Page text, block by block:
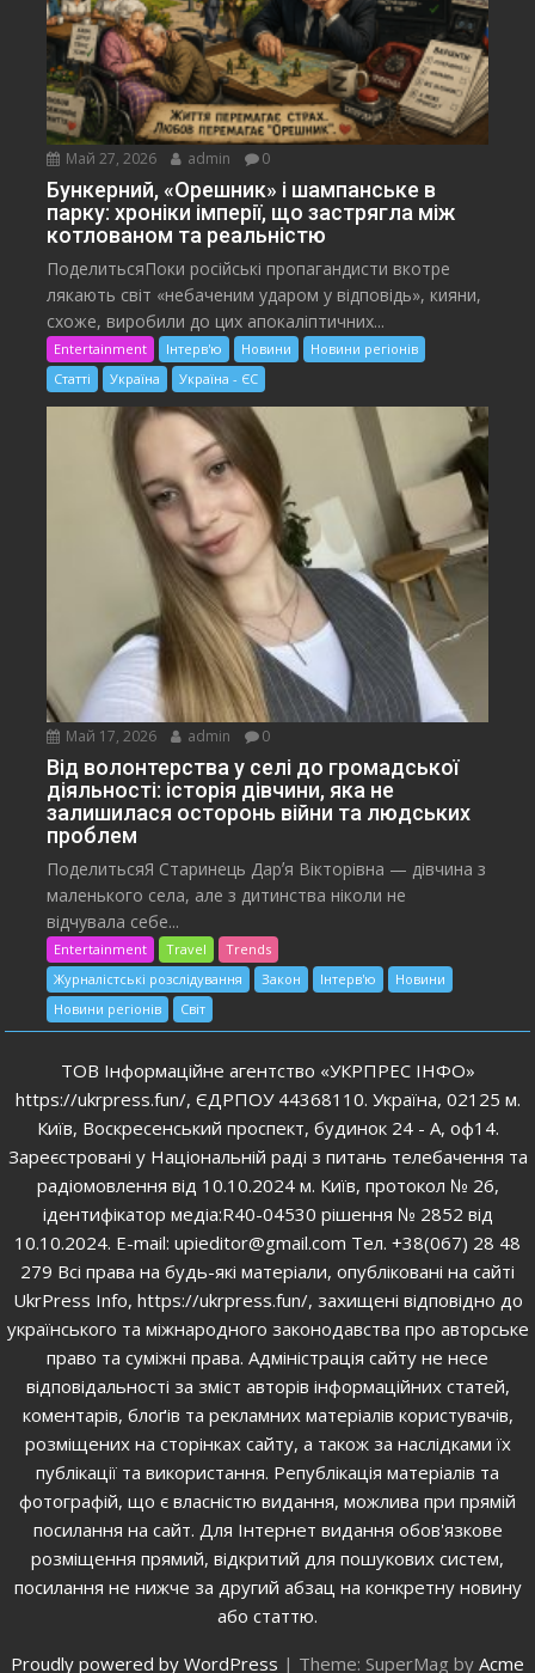
Май 27, 2026 admin 0
Бункерний, «Орешник» і шампанське в
парку: хроніки імперії, що застрягла між
котлованом та реальністю
ПоделитьсяПоки російські пропагандисти вкотре
лякають світ «небаченим ударом у відповідь», кияни,
схоже, виробили до цих апокаліптичних...
Entertainment Інтерв'ю Новини
Новини регіонів
Статті
Україна Україна - ЄС
Май 17, 2026 admin 0
Від волонтерства у селі до громадської
діяльності: історія дівчини, яка не
залишилася осторонь війни та людських
проблем
ПоделитьсяЯ Старинець Дарʼя Вікторівна — дівчина з
маленького села, але з дитинства ніколи не
відчувала себе...
Entertainment Travel
Trends
Журналістські розслідування
Закон Інтерв'ю
Новини
Новини регіонів
Світ
ТОВ Інформаційне агентство «УКРПРЕС ІНФО»
https://ukrpress.fun/, ЄДРПОУ 44368110. Україна, 02125 м.
Київ, Воскресенський проспект, будинок 24 - А, оф14.
Зареєстровані у Національній раді з питань телебачення та
радіомовлення від 10.10.2024 м. Київ, протокол № 26,
ідентифікатор медіа:R40-04530 рішення № 2852 від
10.10.2024. E-mail: upieditor@gmail.com Тел. +38(067) 28 48
279 Всі права на будь-які матеріали, опубліковані на сайті
UkrPress Info, https://ukrpress.fun/, захищені відповідно до
українського та міжнародного законодавства про авторське
право та суміжні права. Адміністрація сайту не несе
відповідальності за зміст авторів інформаційних статей,
коментарів, блоґів та рекламних матеріалів користувачів,
розміщених на сторінках сайту, а також за наслідками їх
публікації та використання. Републікація матеріалів та
фотографій, що є власністю видання, можлива при прямій
посилання на сайт. Для Інтернет видання обов'язкове
розміщення прямий, відкритий для пошукових систем,
посилання не нижче за другий абзац на конкретну новину
або статтю.
Proudly powered by WordPress | Theme: SuperMag by Acme